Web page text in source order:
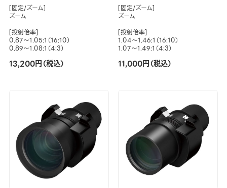
[固定/ズーム]
ズーム
[投射倍率]
0.87～1.05:1（16:10）
0.89～1.08:1（4:3）
13,200円（税込）
[固定/ズーム]
ズーム
[投射倍率]
1.04～1.46:1（16:10）
1.07～1.49:1（4:3）
11,000円（税込）